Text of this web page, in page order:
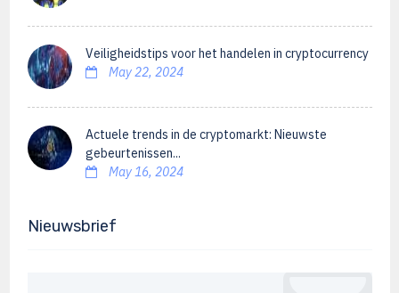
Veiligheidstips voor het handelen in cryptocurrency
May 22, 2024
Actuele trends in de cryptomarkt: Nieuwste
gebeurtenissen...
May 16, 2024
Nieuwsbrief